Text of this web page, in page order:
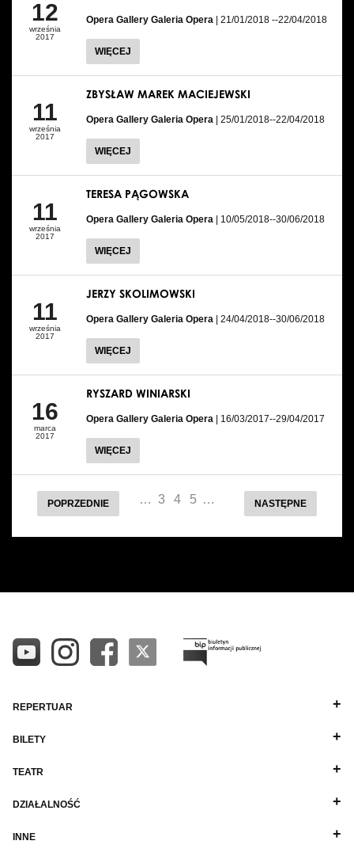
12
września
2017
Opera Gallery Galeria Opera | 21/01/2018 --22/04/2018
WIĘCEJ
11
września
2017
ZBYSŁAW MAREK MACIEJEWSKI
Opera Gallery Galeria Opera | 25/01/2018--22/04/2018
WIĘCEJ
11
września
2017
TERESA PĄGOWSKA
Opera Gallery Galeria Opera | 10/05/2018--30/06/2018
WIĘCEJ
11
września
2017
JERZY SKOLIMOWSKI
Opera Gallery Galeria Opera | 24/04/2018--30/06/2018
WIĘCEJ
16
marca
2017
RYSZARD WINIARSKI
Opera Gallery Galeria Opera | 16/03/2017--29/04/2017
WIĘCEJ
POPRZEDNIE … 3 4 5 … NASTĘPNE
REPERTUAR
BILETY
TEATR
DZIAŁALNOŚĆ
INNE